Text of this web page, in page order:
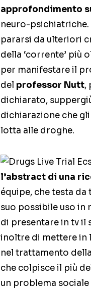
approfondimento
neuro-
pararsi da ulteriori
della ‘corrente’ più
per manifestare il
del professor Nutt,
dichiarato,
dichiarazione che
lotta alle droghe.
l’abstract di una
équipe, che testa
suo possibile uso in
di presentare in tv il
inoltre di mettere in
nel trattamento della
che colpisce il più
un problema